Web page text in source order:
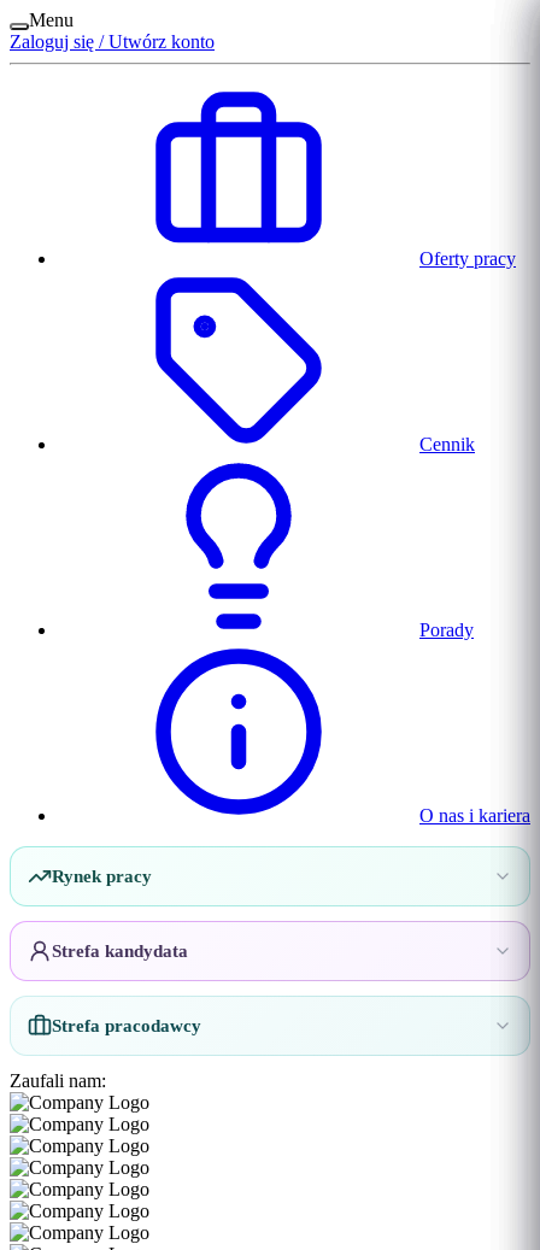
Menu
Zaloguj się / Utwórz konto
Oferty pracy
Cennik
Porady
O nas i kariera
Rynek pracy
Strefa kandydata
Strefa pracodawcy
Zaufali nam: